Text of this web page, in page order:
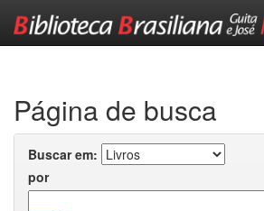
Página de busca
Buscar em:
por